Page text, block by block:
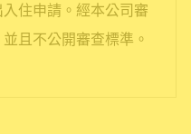
住申請。經本公司審
且不公開審查標準。